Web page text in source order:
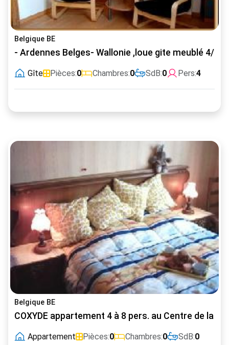
Belgique BE
- Ardennes Belges- Wallonie ,loue gite meublé 4/5
Gîte Pièces:0 Chambres:0 SdB:0 Pers:4
Belgique BE
COXYDE appartement 4 à 8 pers. au Centre de la
Appartement Pièces:0 Chambres:0 SdB:0